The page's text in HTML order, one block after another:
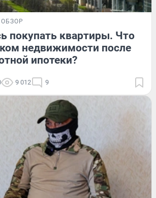
ОБЗОР
покупать квартиры. Что
недвижимости после
ипотеки?
9 012 9